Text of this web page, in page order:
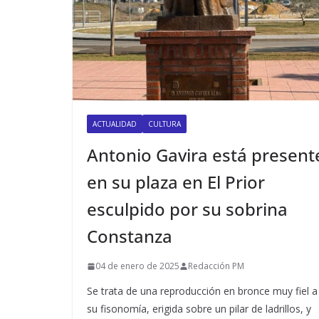
ACTUALIDAD CULTURA
Antonio Gavira está
en su plaza en El Prior
esculpido por su sobrina
Constanza
04 de enero de 2025 Redacción PM
Se trata de una reproducción en bronce muy fiel a
su fisonomía, erigida sobre un pilar de ladrillos, y